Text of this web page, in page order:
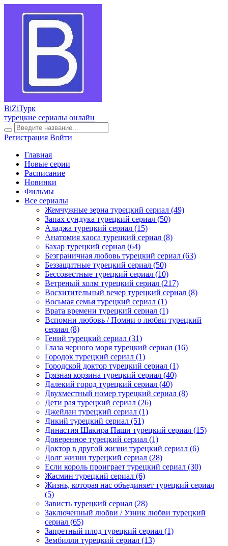
BiZiТурк
турецкие сериалы онлайн
Регистрация Войти
Главная
Новые серии
Расписание
Новинки
Фильмы
Все сериалы
Жемчужные зерна турецкий сериал (49)
Запах сундука турецкий сериал (50)
Аладжа турецкий сериал (15)
Анатомия хаоса турецкий сериал (8)
Бахар турецкий сериал (64)
Безграничная любовь турецкий сериал (63)
Беззащитные турецкий сериал (50)
Бессовестные турецкий сериал (10)
Ветреный холм турецкий сериал (217)
Восхитительный вечер турецкий сериал (8)
Восьмая семья турецкий сериал (1)
Врата времени турецкий сериал (1)
Вспомни любовь / Помни о любви турецкий
сериал (8)
Гений турецкий сериал (31)
Глаза черного моря турецкий сериал (16)
Городок турецкий сериал (1)
Городской доктор турецкий сериал (1)
Грязная корзина турецкий сериал (40)
Далекий город турецкий сериал (40)
Двухместный номер турецкий сериал (8)
Дети рая турецкий сериал (26)
Джейлан турецкий сериал (1)
Дикий турецкий сериал (51)
Династия Шакира Паши турецкий сериал (15)
Доверенное турецкий сериал (1)
Доктор в другой жизни турецкий сериал (6)
Долг жизни турецкий сериал (28)
Если король проиграет турецкий сериал (30)
Жасмин турецкий сериал (6)
Жизнь, которая нас объединяет турецкий сериал
(5)
Зависть турецкий сериал (28)
Заключенный любви / Узник любви турецкий
сериал (65)
Запретный плод турецкий сериал (1)
Зембилли турецкий сериал (13)